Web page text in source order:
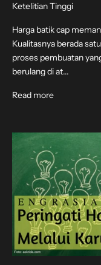
Ketelitian Tinggi
Harga batik cap
Kualitasnya berada
proses pembuatan
berulang di at...
Read more